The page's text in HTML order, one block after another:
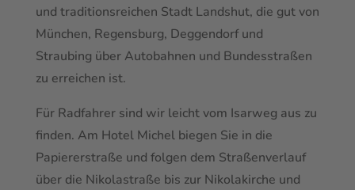
und traditionsreichen Stadt Landshut, die gut von
München, Regensburg, Deggendorf und
Straubing über Autobahnen und Bundesstraßen
zu erreichen ist.
Für Radfahrer sind wir leicht vom Isarweg aus zu
finden. Am Hotel Michel biegen Sie in die
Papiererstraße und folgen dem Straßenverlauf
über die Nikolastraße bis zur Nikolakirche und